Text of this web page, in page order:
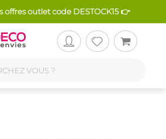
offres outlet code DESTOCK15 👉